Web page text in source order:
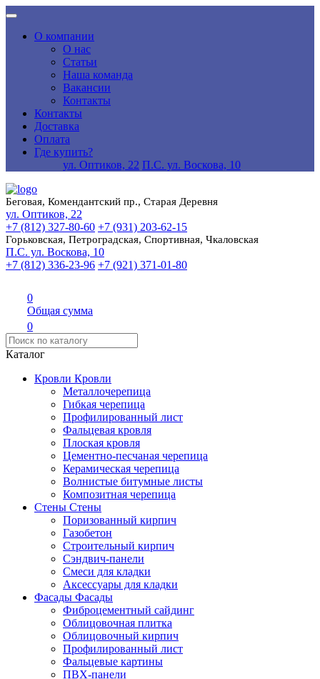
О компании
О нас
Статьи
Наша команда
Вакансии
Контакты
Контакты
Доставка
Оплата
Где купить?
ул. Оптиков, 22 П.С. ул. Воскова, 10
Беговая, Комендантский пр., Старая Деревня
ул. Оптиков, 22
+7 (812) 327-80-60 +7 (931) 203-62-15
Горьковская, Петроградская, Спортивная, Чкаловская
П.С. ул. Воскова, 10
+7 (812) 336-23-96 +7 (921) 371-01-80
0
Общая сумма
0
Каталог
Кровли Кровли
Металлочерепица
Гибкая черепица
Профилированный лист
Фальцевая кровля
Плоская кровля
Цементно-песчаная черепица
Керамическая черепица
Волнистые битумные листы
Композитная черепица
Стены Стены
Поризованный кирпич
Газобетон
Строительный кирпич
Сэндвич-панели
Смеси для кладки
Аксессуары для кладки
Фасады Фасады
Фиброцементный сайдинг
Облицовочная плитка
Облицовочный кирпич
Профилированный лист
Фальцевые картины
ПВХ-панели